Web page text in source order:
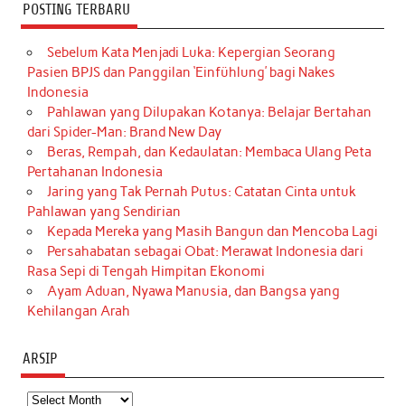
POSTING TERBARU
Sebelum Kata Menjadi Luka: Kepergian Seorang
Pasien BPJS dan Panggilan ‘Einfühlung’ bagi Nakes
Indonesia
Pahlawan yang Dilupakan Kotanya: Belajar Bertahan
dari Spider-Man: Brand New Day
Beras, Rempah, dan Kedaulatan: Membaca Ulang Peta
Pertahanan Indonesia
Jaring yang Tak Pernah Putus: Catatan Cinta untuk
Pahlawan yang Sendirian
Kepada Mereka yang Masih Bangun dan Mencoba Lagi
Persahabatan sebagai Obat: Merawat Indonesia dari
Rasa Sepi di Tengah Himpitan Ekonomi
Ayam Aduan, Nyawa Manusia, dan Bangsa yang
Kehilangan Arah
ARSIP
Arsip